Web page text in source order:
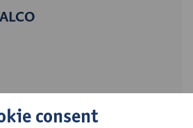
consent